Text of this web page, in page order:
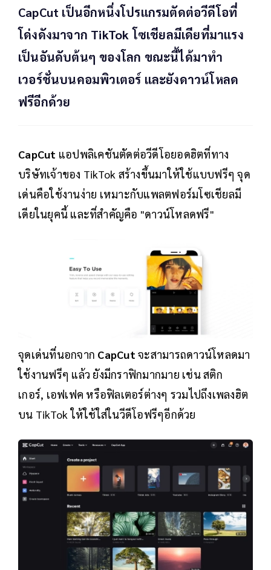
CapCut เป็นอีกหนึ่งโปรแกรมตัดต่อวีดีโอที่
โด่งดังมาจาก TikTok โซเชียลมีเดียที่มาแรง
เป็นอันดับต้นๆ ของโลก ขณะนี้ได้มาทำ
เวอร์ชั่นบนคอมพิวเตอร์ และยังดาวน์โหลด
ฟรีอีกด้วย
CapCut แอปพลิเคชันตัดต่อวีดีโอยอดฮิตที่ทาง
บริษัทเจ้าของ TikTok สร้างขึ้นมาให้ใช้แบบฟรีๆ จุด
เด่นคือใช้งานง่าย เหมาะกับแพลตฟอร์มโซเชียลมี
เดียในยุคนี้ และที่สำคัญคือ "ดาวน์โหลดฟรี"
จุดเด่นที่นอกจาก CapCut จะสามารถดาวน์โหลดมา
ใช้งานฟรีๆ แล้ว ยังมีกราฟิกมากมาย เช่น สติก
เกอร์, เอฟเฟค หรือฟิลเตอร์ต่างๆ รวมไปถึงเพลงฮิต
บน TikTok ให้ใช้ใส่ในวีดีโอฟรีๆอีกด้วย